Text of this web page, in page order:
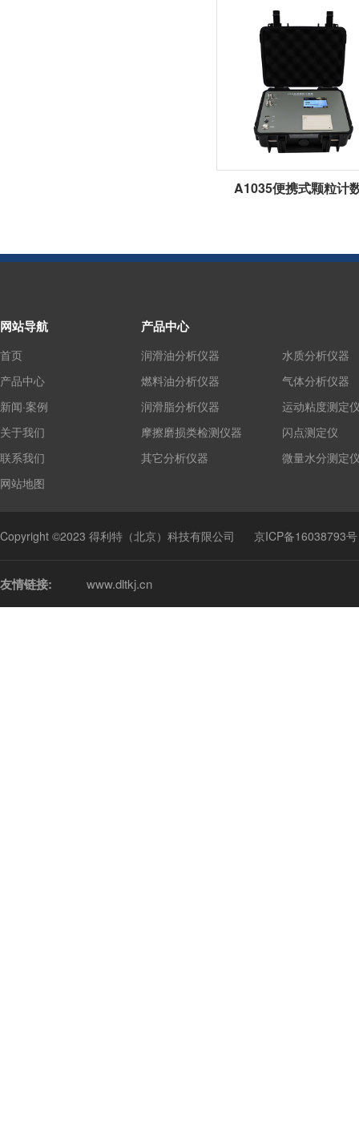
A1035便携式颗粒计
网站导航
首页
产品中心
新闻·案例
关于我们
联系我们
网站地图
产品中心
润滑油分析仪器
燃料油分析仪器
润滑脂分析仪器
摩擦磨损类检测仪器
其它分析仪器
水质分析仪器
气体分析仪器
运动粘度测定
闪点测定仪
微量水分测定
Copyright ©2023 得利特（北京）科技有限公司 京ICP备16038793号
友情链接: www.dltkj.cn